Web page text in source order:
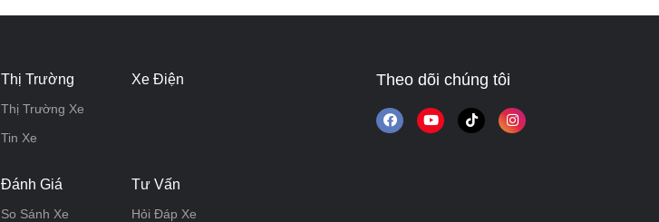
Thị Trường
Thị Trường Xe
Tin Xe
Xe Điện
Đánh Giá
So Sánh Xe
Tư Vấn
Hỏi Đáp Xe
Theo dõi chúng tôi